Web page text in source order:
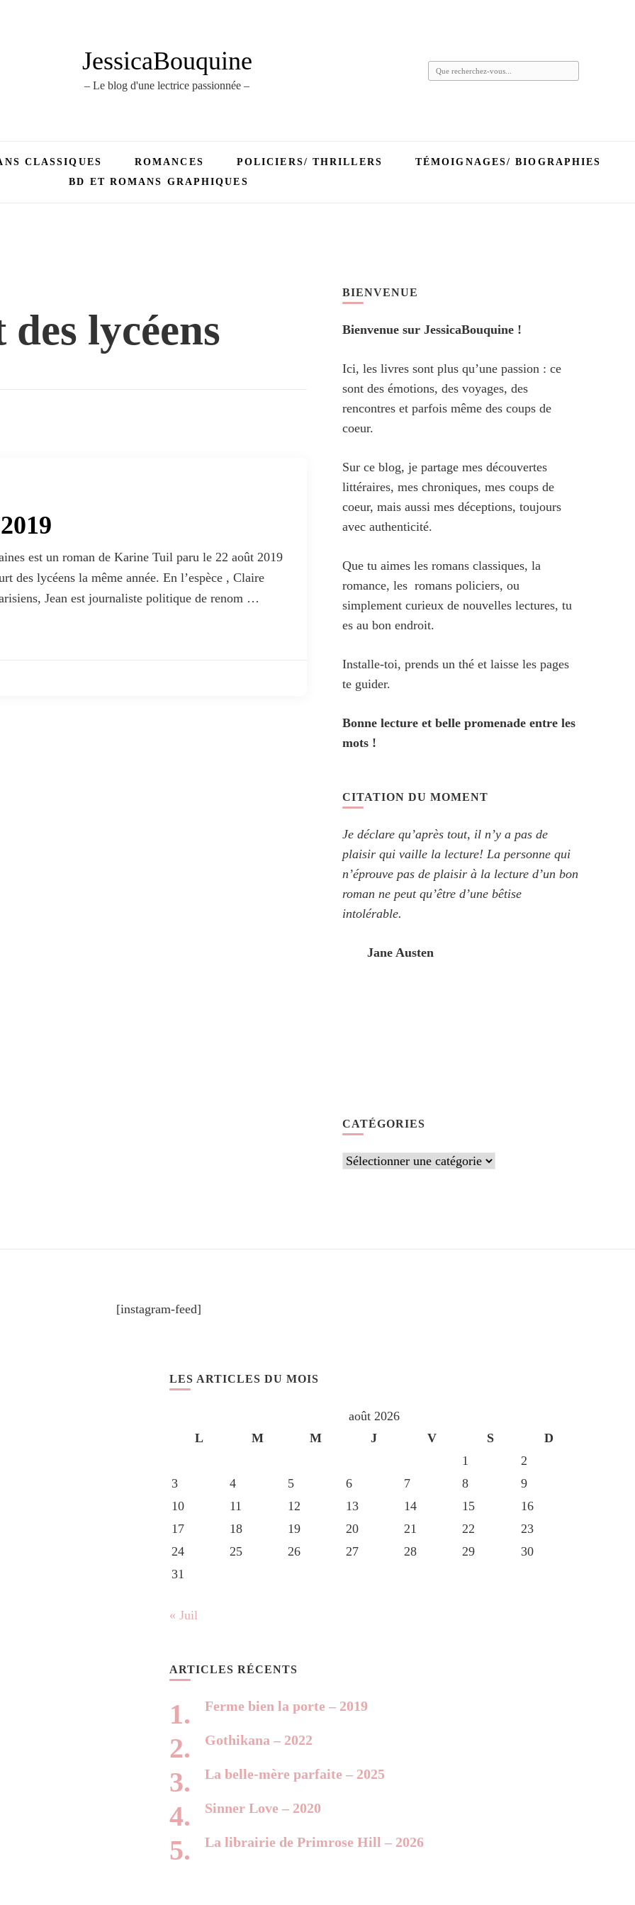
JessicaBouquine
– Le blog d'une lectrice passionnée –
Vous
CLASSIQUES ROMANCES POLICIERS/ THRILLERS
TÉMOIGNAGES/ BIOGRAPHIES
BD ET ROMANS GRAPHIQUES
lycéens
est un roman de Karine Tuil paru le 22 août 2019
des lycéens la même année. En l’espèce , Claire
Jean est journaliste politique de renom …
BIENVENUE
Bienvenue sur JessicaBouquine !
Ici, les livres sont plus qu’une passion : ce
sont des émotions, des voyages, des
rencontres et parfois même des coups de
coeur.
Sur ce blog, je partage mes découvertes
littéraires, mes chroniques, mes coups de
coeur, mais aussi mes déceptions, toujours
avec authenticité.
Que tu aimes les romans classiques, la
romance, les romans policiers, ou
simplement curieux de nouvelles lectures, tu
es au bon endroit.
Installe-toi, prends un thé et laisse les pages
te guider.
Bonne lecture et belle promenade entre les
mots !
CITATION DU MOMENT
Je déclare qu’après tout, il n’y a pas de
plaisir qui vaille la lecture! La personne qui
n’éprouve pas de plaisir à la lecture d’un bon
roman ne peut qu’être d’une bêtise
intolérable.
Jane Austen
CATÉGORIES
Catégories
[instagram-feed]
LES ARTICLES DU MOIS
août 2026
L
M M J V S
D
1
2
3
4 5 6 7 8
9
10
11 12 13 14 15
16
17
18 19 20 21 22
23
24
25 26 27 28 29
30
31
« Juil
ARTICLES RÉCENTS
Ferme bien la porte – 2019
Gothikana – 2022
La belle-mère parfaite – 2025
Sinner Love – 2020
La librairie de Primrose Hill – 2026